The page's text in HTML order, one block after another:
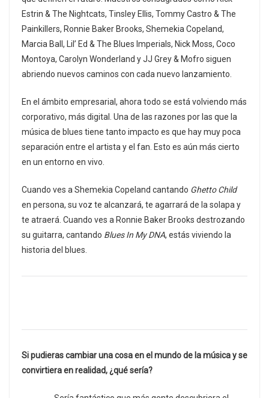
Estrin & The Nightcats, Tinsley Ellis, Tommy Castro & The
Painkillers, Ronnie Baker Brooks, Shemekia Copeland,
Marcia Ball, Lil’ Ed & The Blues Imperials, Nick Moss, Coco
Montoya, Carolyn Wonderland y JJ Grey & Mofro siguen
abriendo nuevos caminos con cada nuevo lanzamiento.
En el ámbito empresarial, ahora todo se está volviendo más
corporativo, más digital. Una de las razones por las que la
música de blues tiene tanto impacto es que hay muy poca
separación entre el artista y el fan. Esto es aún más cierto
en un entorno en vivo.
Cuando ves a Shemekia Copeland cantando Ghetto Child
en persona, su voz te alcanzará, te agarrará de la solapa y
te atraerá. Cuando ves a Ronnie Baker Brooks destrozando
su guitarra, cantando Blues In My DNA, estás viviendo la
historia del blues.
Si pudieras cambiar una cosa en el mundo de la música y se
convirtiera en realidad, ¿qué sería?